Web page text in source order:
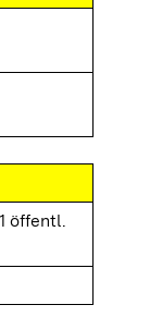
öffentl.